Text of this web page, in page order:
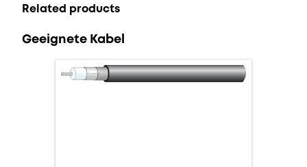
Related products
Geeignete Kabel